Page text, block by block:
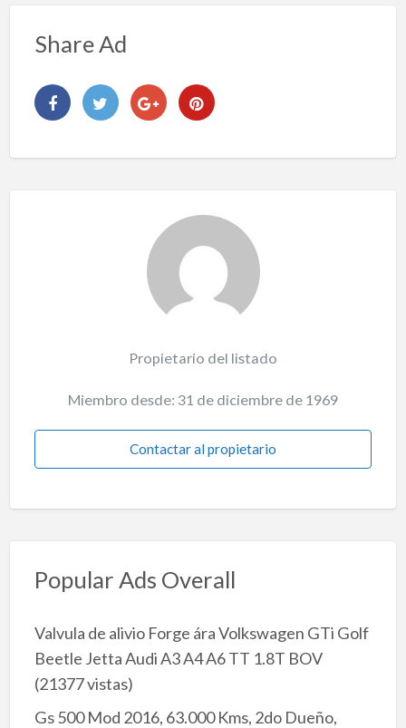
Share Ad
Propietario del listado
Miembro desde: 31 de diciembre de 1969
Contactar al propietario
Popular Ads Overall
Valvula de alivio Forge ára Volkswagen GTi Golf
Beetle Jetta Audi A3 A4 A6 TT 1.8T BOV
(21377 vistas)
Gs 500 Mod 2016, 63.000 Kms, 2do Dueño,